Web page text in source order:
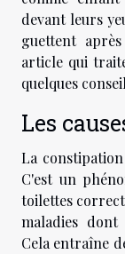
devant leurs
guettent
article qui
quelques
Les
La
C'est un
toilettes
maladies
Cela entraîne